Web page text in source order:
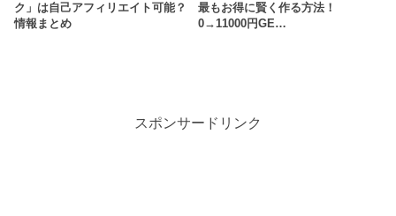
ク」は自己アフィリエイト可能？
情報まとめ
最もお得に賢く作る方法！
0→11000円GE…
スポンサードリンク